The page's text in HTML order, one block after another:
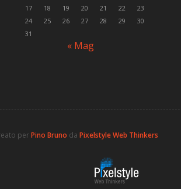
17
18 19 20 21 22
23
24
25 26 27 28 29
30
31
« Mag
perPino Bruno da Pixelstyle Web Thinkers